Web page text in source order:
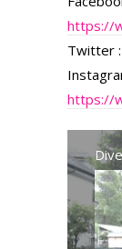
https://
Twitter :
https://